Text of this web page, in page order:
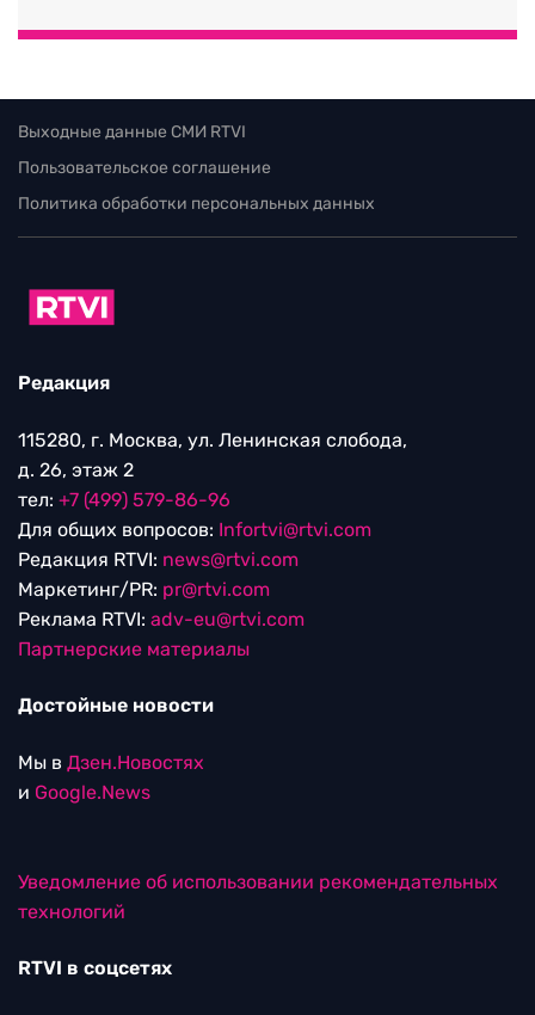
Выходные данные СМИ RTVI
Пользовательское соглашение
Политика обработки персональных данных
Редакция
115280, г. Москва, ул. Ленинская слобода,
д. 26, этаж 2
тел: +7 (499) 579-86-96
Для общих вопросов: Infortvi@rtvi.com
Редакция RTVI: news@rtvi.com
Маркетинг/PR: pr@rtvi.com
Реклама RTVI: adv-eu@rtvi.com
Партнерские материалы
Достойные новости
Мы в Дзен.Новостях
и Google.News
Уведомление об использовании рекомендательных
технологий
RTVI в соцсетях